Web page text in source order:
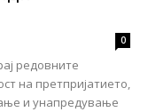
0
редовните
на претпријатието,
и унапредување